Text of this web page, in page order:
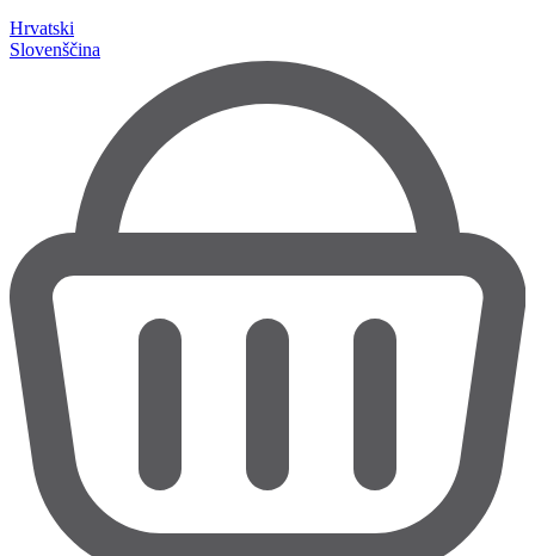
Hrvatski
Slovenščina